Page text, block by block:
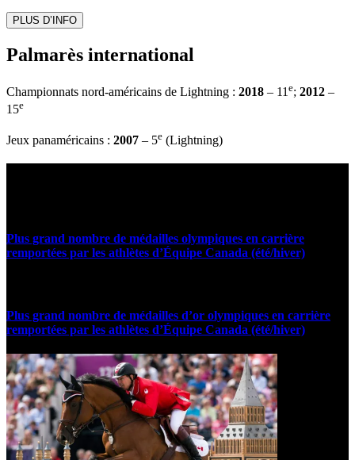
PLUS D’INFO
Palmarès international
Championnats nord-américains de Lightning : 2018 – 11 e; 2012 –
15e
Jeux panaméricains : 2007 – 5e (Lightning)
Plus grand nombre de médailles olympiques en carrière
remportées par les athlètes d’Équipe Canada (été/hiver)
Plus grand nombre de médailles d’or olympiques en carrière
remportées par les athlètes d’Équipe Canada (été/hiver)